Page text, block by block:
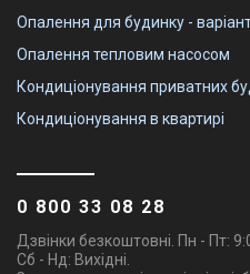
Опалення для будинку -
Опалення тепловим насосом
Кондиціонування приватних
Кондиціонування в квартирі
0 800 33 08 28
Дзвінки безкоштовні. Пн - Пт:
Сб - Нд: Вихідні.